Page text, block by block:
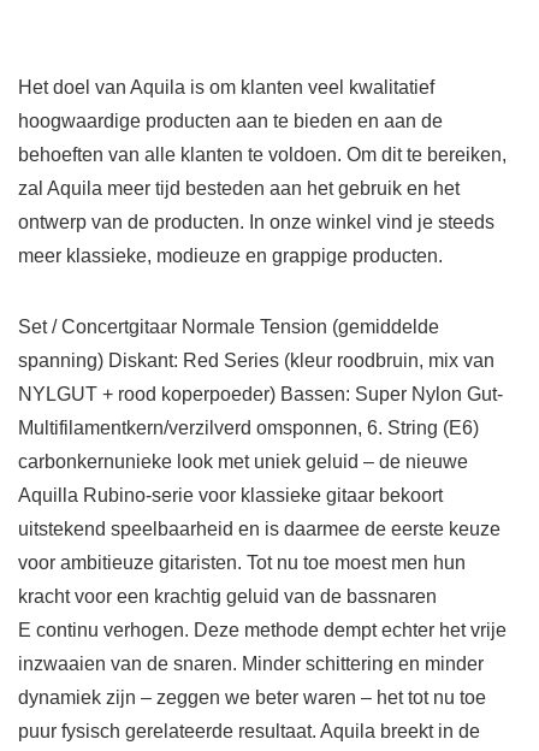
Het doel van Aquila is om klanten veel kwalitatief
hoogwaardige producten aan te bieden en aan de
behoeften van alle klanten te voldoen. Om dit te bereiken,
zal Aquila meer tijd besteden aan het gebruik en het
ontwerp van de producten. In onze winkel vind je steeds
meer klassieke, modieuze en grappige producten.
Set / Concertgitaar Normale Tension (gemiddelde
spanning) Diskant: Red Series (kleur roodbruin, mix van
NYLGUT + rood koperpoeder) Bassen: Super Nylon Gut-
Multifilamentkern/verzilverd omsponnen, 6. String (E6)
carbonkernunieke look met uniek geluid – de nieuwe
Aquilla Rubino-serie voor klassieke gitaar bekoort
uitstekend speelbaarheid en is daarmee de eerste keuze
voor ambitieuze gitaristen. Tot nu toe moest men hun
kracht voor een krachtig geluid van de bassnaren
E continu verhogen. Deze methode dempt echter het vrije
inzwaaien van de snaren. Minder schittering en minder
dynamiek zijn – zeggen we beter waren – het tot nu toe
puur fysisch gerelateerde resultaat. Aquila breekt in de